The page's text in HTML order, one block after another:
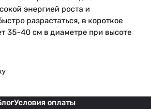
энергией роста и
разрастаться, в короткое
35-40 см в диаметре при высоте
Условия оплаты